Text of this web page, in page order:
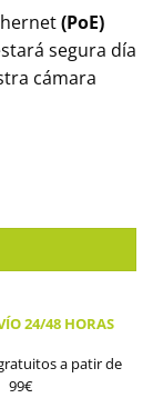
(PoE)
segura día
cámara
HWI-
24/48 HORAS
a patir de
99€